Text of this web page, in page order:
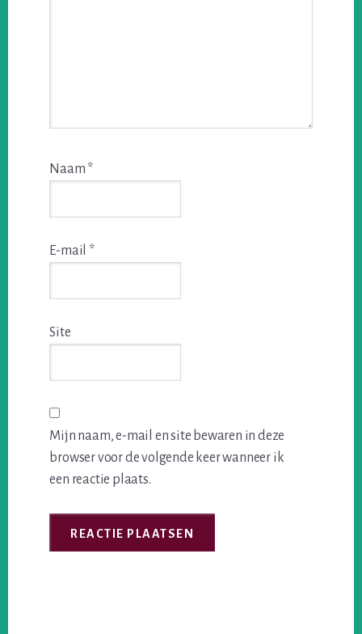
Naam *
E-mail *
Site
Mijn naam, e-mail en site bewaren in deze
browser voor de volgende keer wanneer ik
een reactie plaats.